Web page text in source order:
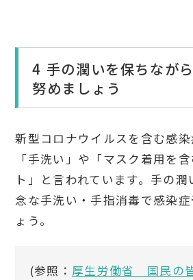
4 手の潤いを保ちなが
努めましょう
新型コロナウイルスを含む感
「手洗い」や「マスク着用を
ト」と言われています。手の
念な手洗い・手指消毒で感染
ょう。
(参照： 厚生労働省 国民の